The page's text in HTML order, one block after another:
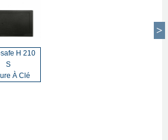
H 210
S
À Clé